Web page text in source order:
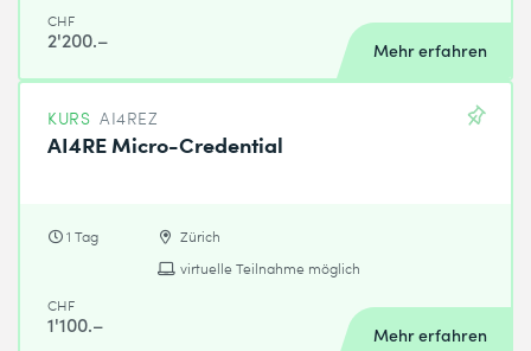
CHF
2'200.– Mehr erfahren
KURS AI4REZ
AI4RE Micro-Credential
1 Tag
Zürich
virtuelle Teilnahme möglich
CHF
1'100.– Mehr erfahren